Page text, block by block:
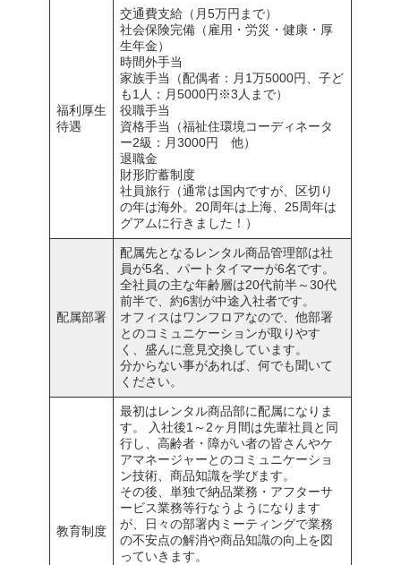
福利厚生
待遇
交通費支給（月5万円まで）
社会保険完備（雇用・労災・健康・厚
生年金）
時間外手当
家族手当（配偶者：月1万5000円、子ど
も1人：月5000円※3人まで）
役職手当
資格手当（福祉住環境コーディネータ
ー2級：月3000円 他）
退職金
財形貯蓄制度
社員旅行（通常は国内ですが、区切り
の年は海外。20周年は上海、25周年は
グアムに行きました！）
配属部署
配属先となるレンタル商品管理部は社
員が5名、パートタイマーが6名です。
全社員の主な年齢層は20代前半～30代
前半で、約6割が中途入社者です。
オフィスはワンフロアなので、他部署
とのコミュニケーションが取りやす
く、盛んに意見交換しています。
分からない事があれば、何でも聞いて
ください。
教育制度
最初はレンタル商品部に配属になりま
す。 入社後1～2ヶ月間は先輩社員と同
行し、高齢者・障がい者の皆さんやケ
アマネージャーとのコミュニケーショ
ン技術、商品知識を学びます。
その後、単独で納品業務・アフターサ
ービス業務等行なうようになります
が、日々の部署内ミーティングで業務
の不安点の解消や商品知識の向上を図
っていきます。